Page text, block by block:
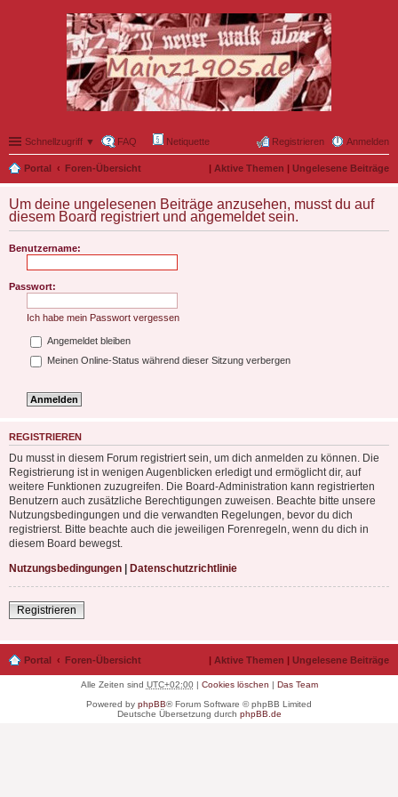
Schnellzugriff ▼ FAQ Netiquette Anmelden
Registrieren
Portal Foren-Übersicht | Aktive Themen | Ungelesene Beiträge
Um deine ungelesenen Beiträge anzusehen, musst du auf
diesem Board registriert und angemeldet sein.
Benutzername:
Passwort:
Ich habe mein Passwort vergessen
Angemeldet bleiben
Meinen Online-Status während dieser Sitzung verbergen
REGISTRIEREN
Du musst in diesem Forum registriert sein, um dich anmelden zu können. Die
Registrierung ist in wenigen Augenblicken erledigt und ermöglicht dir, auf
weitere Funktionen zuzugreifen. Die Board-Administration kann registrierten
Benutzern auch zusätzliche Berechtigungen zuweisen. Beachte bitte unsere
Nutzungsbedingungen und die verwandten Regelungen, bevor du dich
registrierst. Bitte beachte auch die jeweiligen Forenregeln, wenn du dich in
diesem Board bewegst.
Nutzungsbedingungen | Datenschutzrichtlinie
Registrieren
Portal Foren-Übersicht | Aktive Themen | Ungelesene Beiträge
Alle Zeiten sind UTC+02:00| Cookies löschen | Das Team
Powered by phpBB® Forum Software © phpBB Limited
Deutsche Übersetzung durch phpBB.de